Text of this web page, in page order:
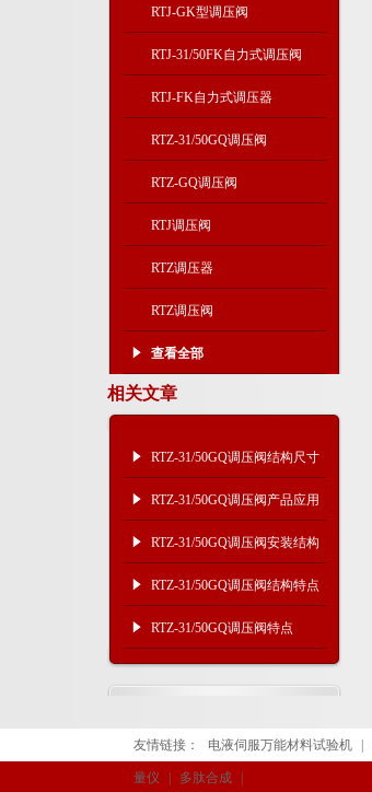
RTJ-GK型调压阀
RTJ-31/50FK自力式调压阀
RTJ-FK自力式调压器
RTZ-31/50GQ调压阀
RTZ-GQ调压阀
RTJ调压阀
RTZ调压器
RTZ调压阀
查看全部
相关文章
RTZ-31/50GQ调压阀结构尺寸
及适用气体
RTZ-31/50GQ调压阀产品应用
及安装结构
RTZ-31/50GQ调压阀安装结构
RTZ-31/50GQ调压阀结构特点 ​
RTZ-31/50GQ调压阀特点
友情链接： 电液伺服万能材料试验机
量仪 多肽合成